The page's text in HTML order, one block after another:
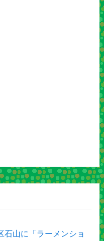
石山に「ラーメンショ